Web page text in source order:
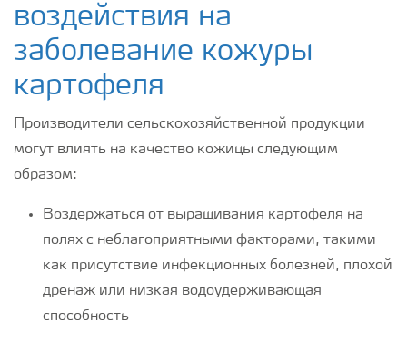
воздействия на
заболевание кожуры
картофеля
Производители сельскохозяйственной продукции
могут влиять на качество кожицы следующим
образом:
Воздержаться от выращивания картофеля на
полях с неблагоприятными факторами, такими
как присутствие инфекционных болезней, плохой
дренаж или низкая водоудерживающая
способность